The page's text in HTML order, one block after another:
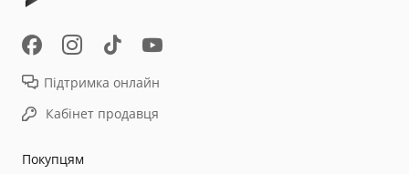
Покупцям
Підтримка онлайн
Кабінет продавця